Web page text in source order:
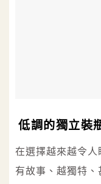
低調的獨立裝
在選擇越來越令
有故事、越獨特